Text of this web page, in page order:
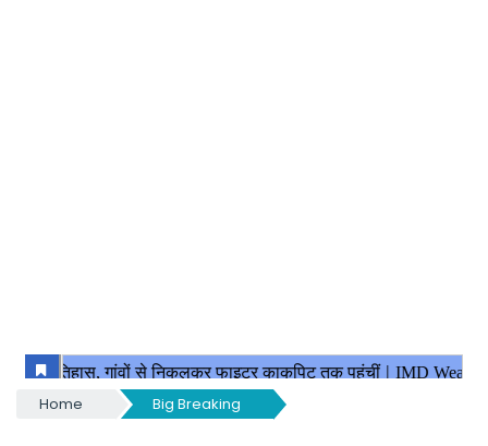
Home Big Breaking